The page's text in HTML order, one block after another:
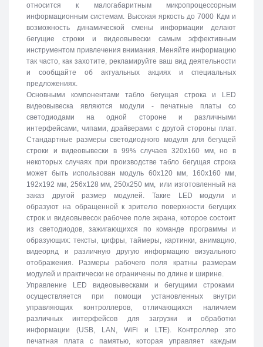
относится к малогабаритным микропроцессорным
информационным системам. Высокая яркость до 7000 Кдм и
возможность динамической смены информации делают
бегущие строки и видеовывески самым эффективным
инструментом привлечения внимания. Меняйте информацию
так часто, как захотите, рекламируйте ваш вид деятельности
и сообщайте об актуальных акциях и специальных
предложениях.
Основными компонентами табло бегущая строка и LED
видеовывеска являются модули - печатные платы со
светодиодами на одной стороне и различными
интерфейсами, чипами, драйверами с другой стороны плат.
Стандартные размеры светодиодного модуля для бегущей
строки и видеовывески в 99% случаев 320х160 мм, но в
некоторых случаях при производстве табло бегущая строка
может быть использован модуль 60х120 мм, 160х160 мм,
192х192 мм, 256х128 мм, 250х250 мм, или изготовленный на
заказ другой размер модулей. Такие LED модули и
образуют на обращенной к зрителю поверхности бегущих
строк и видеовывесок рабочее поле экрана, которое состоит
из светодиодов, зажигающихся по команде программы и
образующих: тексты, цифры, таймеры, картинки, анимацию,
видеоряд и различную другую информацию визуального
отображения. Размеры рабочего поля кратны размерам
модулей и практически не ограничены по длине и ширине.
Управление LED видеовывесками и бегущими строками
осуществляется при помощи установленных внутри
управляющих контроллеров, отличающихся наличием
различных интерфейсов для загрузки и обработки
информации (USB, LAN, WiFi и LTE). Контроллер это
печатная плата с памятью, которая управляет каждым